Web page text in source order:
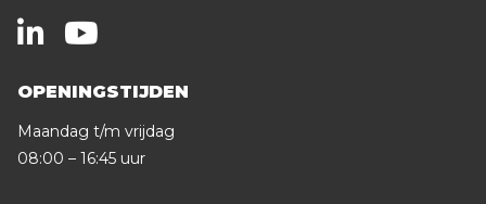
OPENINGSTIJDEN
Maandag t/m vrijdag
08:00 – 16:45 uur